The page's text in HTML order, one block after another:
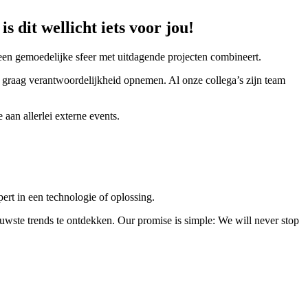
dit wellicht iets voor jou!
gemoedelijke sfeer met uitdagende projecten combineert.
verantwoordelijkheid opnemen. Al onze collega’s zijn team
allerlei externe events.
in een technologie of oplossing.
trends te ontdekken. Our promise is simple: We will never stop